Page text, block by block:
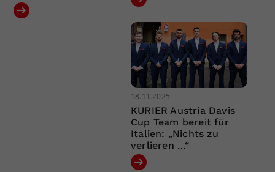
18.11.2025
KURIER Austria Davis
Cup Team bereit für
Italien: „Nichts zu
verlieren …“